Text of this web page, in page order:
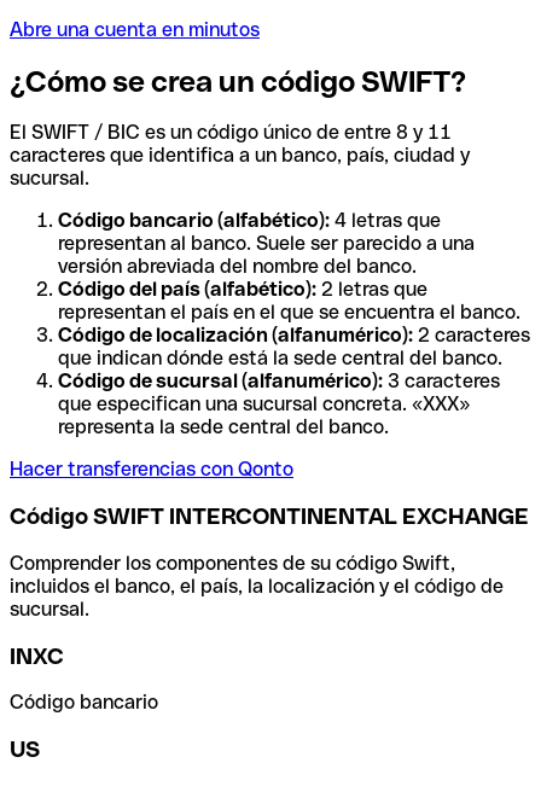
Abre una cuenta en minutos
¿Cómo se crea un código SWIFT?
El SWIFT / BIC es un código único de entre 8 y 11
caracteres que identifica a un banco, país, ciudad y
sucursal.
Código bancario (alfabético): 4 letras que
representan al banco. Suele ser parecido a una
versión abreviada del nombre del banco.
Código del país (alfabético): 2 letras que
representan el país en el que se encuentra el banco.
Código de localización (alfanumérico): 2 caracteres
que indican dónde está la sede central del banco.
Código de sucursal (alfanumérico): 3 caracteres
que especifican una sucursal concreta. «XXX»
representa la sede central del banco.
Hacer transferencias con Qonto
Código SWIFT INTERCONTINENTAL EXCHANGE
Comprender los componentes de su código Swift,
incluidos el banco, el país, la localización y el código de
sucursal.
INXC
Código bancario
US